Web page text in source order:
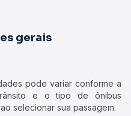
gerais
pode variar conforme a
e o tipo de ônibus
selecionar sua passagem.